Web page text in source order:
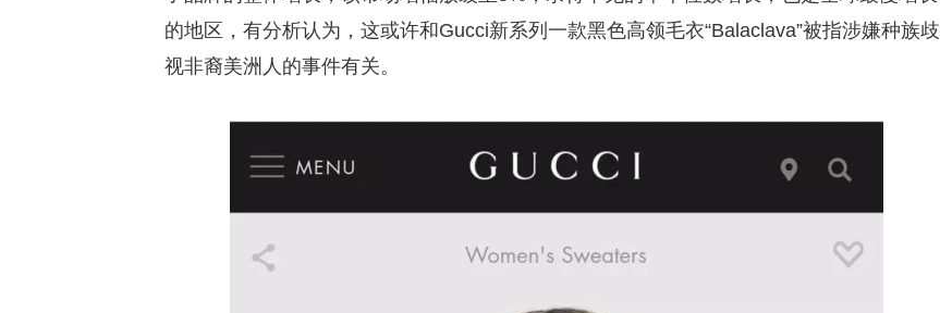
的地区，有分析认为，这或许和Gucci新系列一款黑色高领毛衣“Balaclava”被指涉嫌种族歧
视非裔美洲人的事件有关。